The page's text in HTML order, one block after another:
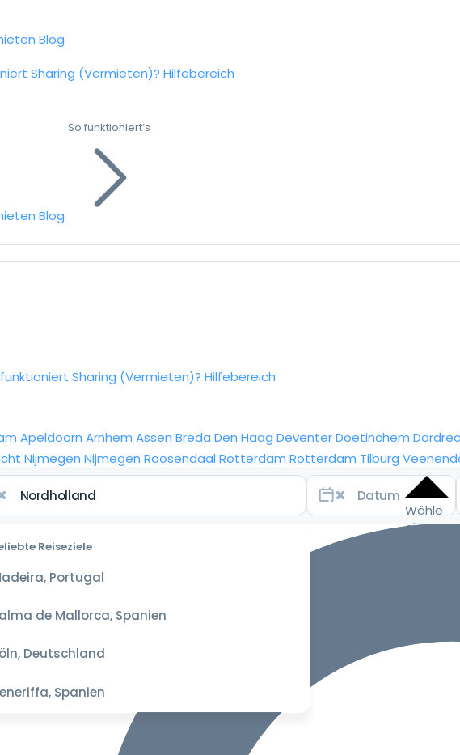
Blog
Sharing (Vermieten)? Hilfebereich
Blog
So funktioniert’s
Sharing (Vermieten)? Hilfebereich
Apeldoorn Arnhem Assen Breda Den Haag DeventerDoetinchem
Nijmegen Nijmegen Roosendaal Rotterdam Rotterdam Tilburg
Reiseziele
Portugal
de Mallorca, Spanien
Deutschland
Spanien
Wähle
ein
für